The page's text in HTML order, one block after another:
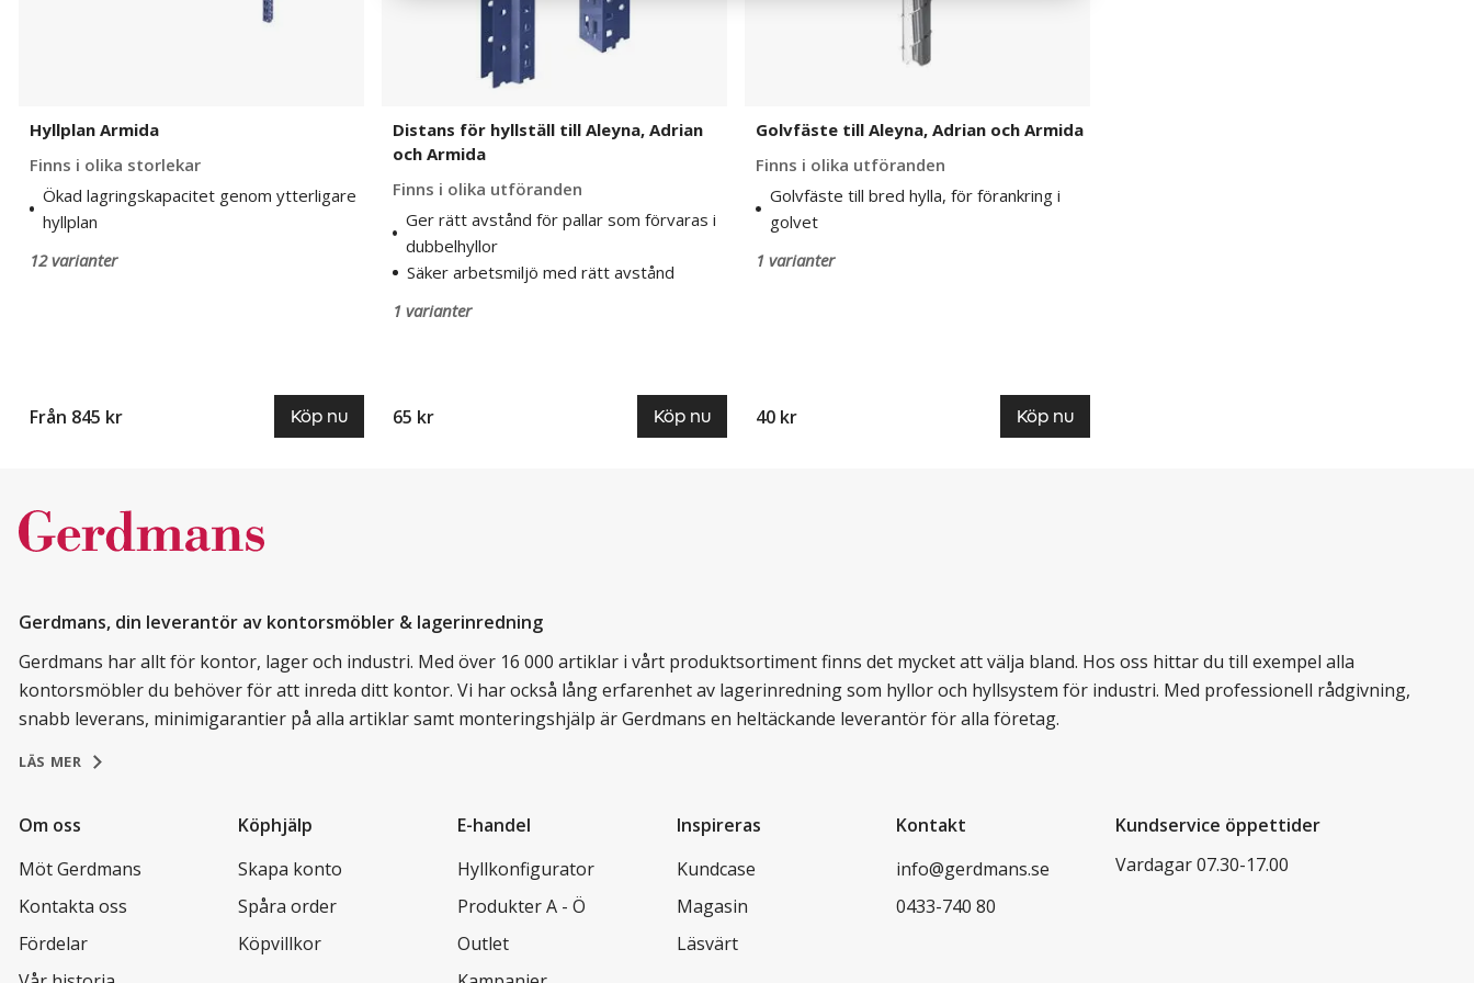
Hyllplan Armida
Finns i olika storlekar
Ökad lagringskapacitet genom ytterligare
hyllplan
12 varianter
Från 845 kr Köp nu
Distans för hyllställ till Aleyna, Adrian
och Armida
Finns i olika utföranden
Ger rätt avstånd för pallar som förvaras i
dubbelhyllor
Säker arbetsmiljö med rätt avstånd
1 varianter
65 kr Köp nu
Golvfäste till Aleyna, Adrian och Armida
Finns i olika utföranden
Golvfäste till bred hylla, för förankring i
golvet
1 varianter
40 kr Köp nu
Gerdmans, din leverantör av kontorsmöbler & lagerinredning
Gerdmans har allt för kontor, lager och industri. Med över 16 000 artiklar i vårt produktsortiment finns det mycket att välja bland. Hos oss hittar du till exempel alla
kontorsmöbler du behöver för att inreda ditt kontor. Vi har också lång erfarenhet av lagerinredning som hyllor och hyllsystem för industri. Med professionell rådgivning,
snabb leverans, minimigarantier på alla artiklar samt monteringshjälp är Gerdmans en heltäckande leverantör för alla företag.
LÄS MER
Om oss
Möt Gerdmans
Kontakta oss
Fördelar
Köphjälp
Skapa konto
Spåra order
Köpvillkor
E-handel
Hyllkonfigurator
Produkter A - Ö
Outlet
Inspireras
Kundcase
Magasin
Läsvärt
Kontakt
info@gerdmans.se
0433-740 80
Kundservice öppettider
Vardagar 07.30-17.00